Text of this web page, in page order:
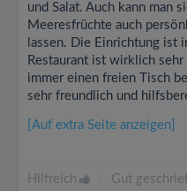
und Salat. Auch kann man
Meeresfrüchte auch
lassen. Die Einrichtung ist
Restaurant ist wirklich
immer einen freien Tisch
sehr freundlich und
[Auf extra Seite anzeigen]
Hilfreich Gut